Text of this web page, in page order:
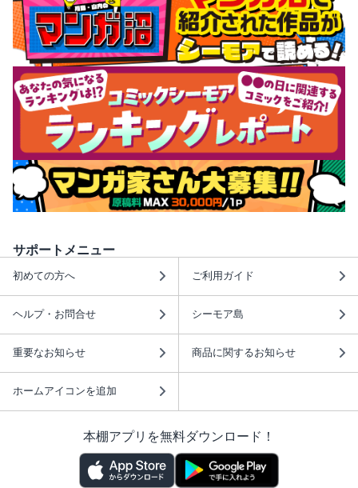
サポートメニュー
初めての方へ ご利用ガイド
ヘルプ・お問合せ シーモア島
重要なお知らせ 商品に関するお知らせ
ホームアイコンを追加
本棚アプリを無料ダウンロード！